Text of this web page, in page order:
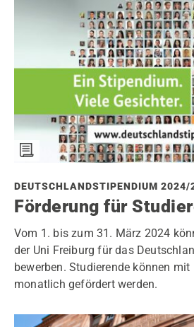
DEUTSCHLANDSTIPENDIUM 2024/
Förderung für
Vom 1. bis zum 31. März 2024
der Uni Freiburg für das
bewerben. Studierende können mit
monatlich gefördert werden.